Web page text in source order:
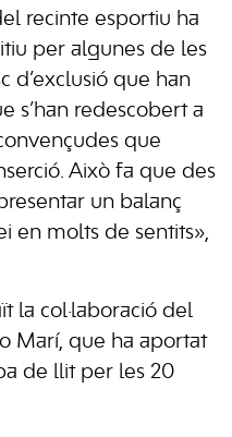
recinte esportiu ha
per algunes de les
d’exclusió que han
s’han redescobert a
que
Això fa que des
un balanç
en molts de sentits»,
la col·laboració del
Marí, que ha aportat
de llit per les 20